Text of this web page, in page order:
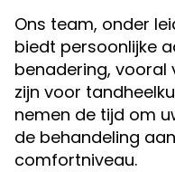
Ons team, onder
biedt persoonlijke
benadering,
zijn voor
nemen de tijd om
de behandeling
comfortniveau.